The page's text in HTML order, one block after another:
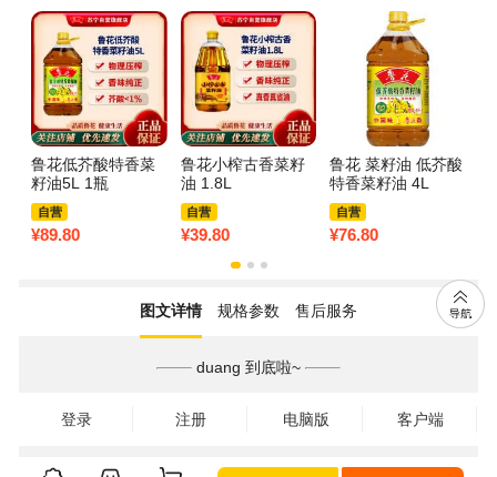
鲁花低芥酸特香菜
籽油5L 1瓶
自营
¥89.80
鲁花小榨古香菜籽
油 1.8L
自营
¥39.80
鲁花 菜籽油 低芥酸
特香菜籽油 4L
自营
¥76.80
图文详情 规格参数 售后服务
duang 到底啦~
登录 注册 电脑版 客户端